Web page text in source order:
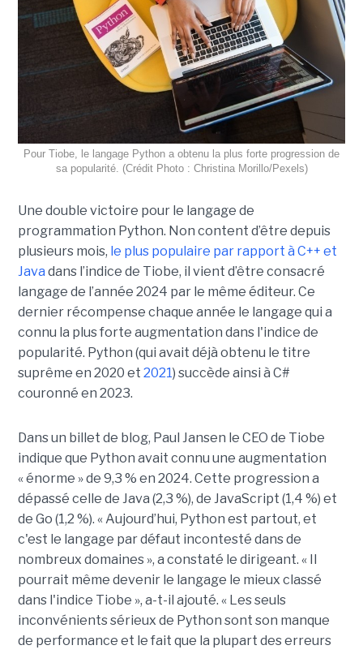
Pour Tiobe, le langage Python a obtenu la plus forte progression de
sa popularité. (Crédit Photo : Christina Morillo/Pexels)
Une double victoire pour le langage de
programmation Python. Non content d’être depuis
plusieurs mois, le plus populaire par rapport à C++ et
Java dans l’indice de Tiobe, il vient d’être consacré
langage de l’année 2024 par le même éditeur. Ce
dernier récompense chaque année le langage qui a
connu la plus forte augmentation dans l'indice de
popularité. Python (qui avait déjà obtenu le titre
suprême en 2020 et 2021) succède ainsi à C#
couronné en 2023.
Dans un billet de blog, Paul Jansen le CEO de Tiobe
indique que Python avait connu une augmentation
« énorme » de 9,3 % en 2024. Cette progression a
dépassé celle de Java (2,3 %), de JavaScript (1,4 %) et
de Go (1,2 %). « Aujourd’hui, Python est partout, et
c'est le langage par défaut incontesté dans de
nombreux domaines », a constaté le dirigeant. « Il
pourrait même devenir le langage le mieux classé
dans l'indice Tiobe », a-t-il ajouté. « Les seuls
inconvénients sérieux de Python sont son manque
de performance et le fait que la plupart des erreurs